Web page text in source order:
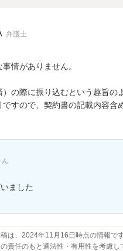
弁護士
情がありません。
の際に振り込むという趣旨の
すので、契約書の記載内容含
ん
ました
稿は、2024年11月16日時点の情報です
の責任のもと適法性・有用性を考慮